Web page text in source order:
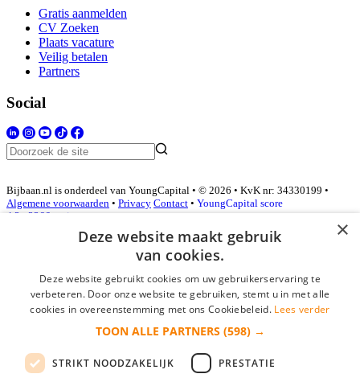
Gratis aanmelden
CV Zoeken
Plaats vacature
Veilig betalen
Partners
Social
Bijbaan.nl is onderdeel van YoungCapital • © 2026 • KvK nr: 34330199 •
Algemene voorwaarden • Privacy Contact • YoungCapital score
4.3 - 3366 reviews
Inloggen als bedrijf
*
login gegevens onthouden
×
Deze website maakt gebruik
van cookies.
Deze website gebruikt cookies om uw gebruikerservaring te
verbeteren. Door onze website te gebruiken, stemt u in met alle
cookies in overeenstemming met ons Cookiebeleid. Lees verder
TOON ALLE PARTNERS (598) →
STRIKT NOODZAKELIJK PRESTATIE